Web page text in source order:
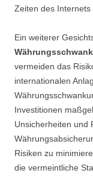
Zeiten des Internets
Ein weiterer
vermeiden das
internationalen
Investitionen
Unsicherheiten und
Risiken zu
die vermeintliche